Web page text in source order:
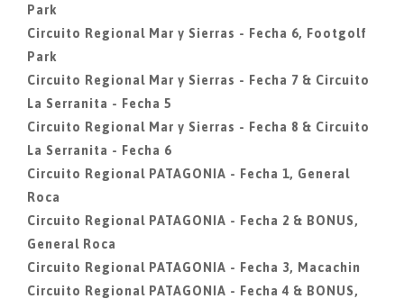
Park
Circuito Regional Mar y Sierras - Fecha 6, Footgolf
Park
Circuito Regional Mar y Sierras - Fecha 7 & Circuito
La Serranita - Fecha 5
Circuito Regional Mar y Sierras - Fecha 8 & Circuito
La Serranita - Fecha 6
Circuito Regional PATAGONIA - Fecha 1, General
Roca
Circuito Regional PATAGONIA - Fecha 2 & BONUS,
General Roca
Circuito Regional PATAGONIA - Fecha 3, Macachin
Circuito Regional PATAGONIA - Fecha 4 & BONUS,